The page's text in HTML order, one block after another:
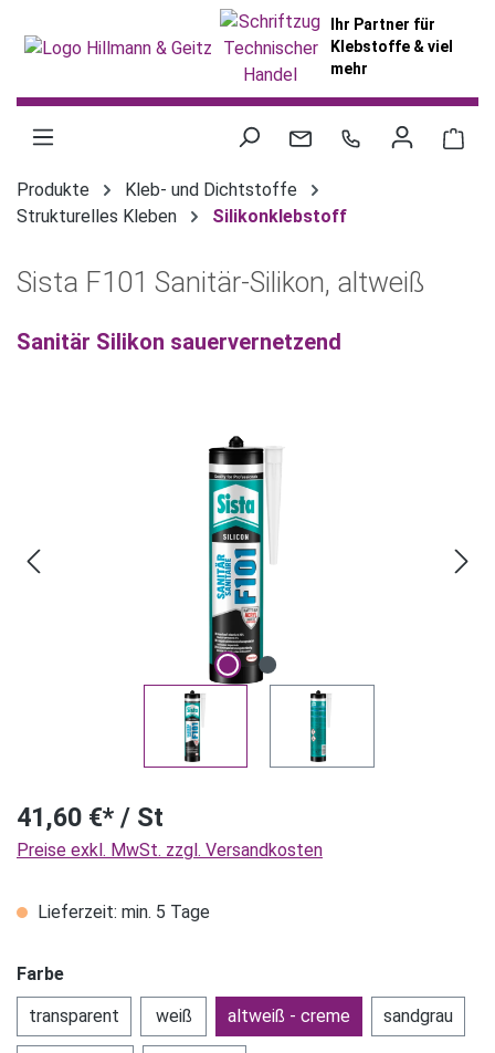
Ihr Partner für
Klebstoffe & viel
mehr
Produkte
Kleb- und Dichtstoffe
Strukturelles Kleben
Silikonklebstoff
Sista F101 Sanitär-Silikon, altweiß
Sanitär Silikon sauervernetzend
Bildergalerie überspringen
41,60 €* / St
Preise exkl. MwSt. zzgl. Versandkosten
Lieferzeit: min. 5 Tage
Farbe
transparent
weiß altweiß - creme sandgrau